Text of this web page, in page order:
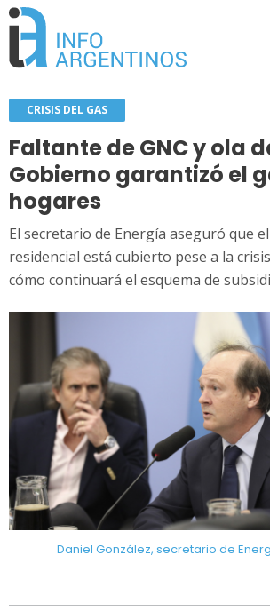
CRISIS DEL GAS
Faltante de GNC y ola
Gobierno garantizó el
hogares
El secretario de Energía aseguró que
residencial está cubierto pese a la
cómo continuará el esquema de
Daniel González, secretario de